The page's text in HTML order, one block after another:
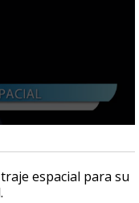
espacial para su